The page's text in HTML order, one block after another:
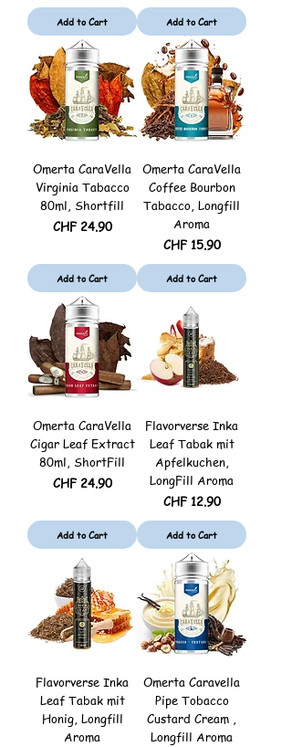
Add to Cart Add to Cart
Omerta CaraVella
Virginia Tabacco
80ml, Shortfill
Price
CHF 24.90
Add to Cart
Omerta CaraVella
Coffee Bourbon
Tabacco, Longfill
Aroma
Price
CHF 15.90
Add to Cart
Omerta CaraVella
Cigar Leaf Extract
80ml, ShortFill
Price
CHF 24.90
Add to Cart
Flavorverse Inka
Leaf Tabak mit
Apfelkuchen,
LongFill Aroma
Price
CHF 12.90
Add to Cart
Flavorverse Inka
Leaf Tabak mit
Honig, Longfill
Aroma
Omerta Caravella
Pipe Tobacco
Custard Cream ,
Longfill Aroma